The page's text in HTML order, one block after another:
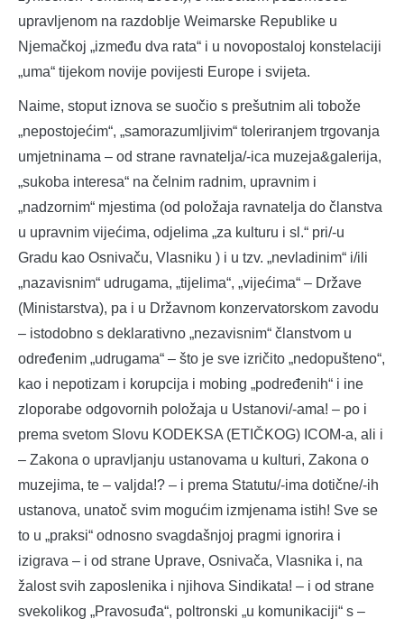
upravljenom na razdoblje Weimarske Republike u
Njemačkoj „između dva rata“ i u novopostaloj konstelaciji
„uma“ tijekom novije povijesti Europe i svijeta.
Naime, stoput iznova se suočio s prešutnim ali tobože
„nepostojećim“, „samorazumljivim“ toleriranjem trgovanja
umjetninama – od strane ravnatelja/-ica muzeja&galerija,
„sukoba interesa“ na čelnim radnim, upravnim i
„nadzornim“ mjestima (od položaja ravnatelja do članstva
u upravnim vijećima, odjelima „za kulturu i sl.“ pri/-u
Gradu kao Osnivaču, Vlasniku ) i u tzv. „nevladinim“ i/ili
„nazavisnim“ udrugama, „tijelima“, „vijećima“ – Države
(Ministarstva), pa i u Državnom konzervatorskom zavodu
– istodobno s deklarativno „nezavisnim“ članstvom u
određenim „udrugama“ – što je sve izričito „nedopušteno“,
kao i nepotizam i korupcija i mobing „podređenih“ i ine
zloporabe odgovornih položaja u Ustanovi/-ama! – po i
prema svetom Slovu KODEKSA (ETIČKOG) ICOM-a, ali i
– Zakona o upravljanju ustanovama u kulturi, Zakona o
muzejima, te – valjda!? – i prema Statutu/-ima dotične/-ih
ustanova, unatoč svim mogućim izmjenama istih! Sve se
to u „praksi“ odnosno svagdašnjoj pragmi ignorira i
izigrava – i od strane Uprave, Osnivača, Vlasnika i, na
žalost svih zaposlenika i njihova Sindikata! – i od strane
svekolikog „Pravosuđa“, poltronski „u komunikaciji“ s –